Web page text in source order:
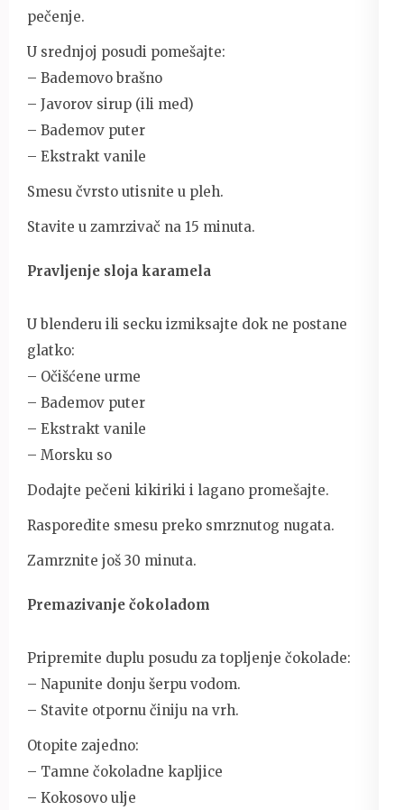
pečenje.
U srednjoj posudi pomešajte:
– Bademovo brašno
– Javorov sirup (ili med)
– Bademov puter
– Ekstrakt vanile
Smesu čvrsto utisnite u pleh.
Stavite u zamrzivač na 15 minuta.
Pravljenje sloja karamela
U blenderu ili secku izmiksajte dok ne postane
glatko:
– Očišćene urme
– Bademov puter
– Ekstrakt vanile
– Morsku so
Dodajte pečeni kikiriki i lagano promešajte.
Rasporedite smesu preko smrznutog nugata.
Zamrznite još 30 minuta.
Premazivanje čokoladom
Pripremite duplu posudu za topljenje čokolade:
– Napunite donju šerpu vodom.
– Stavite otpornu činiju na vrh.
Otopite zajedno:
– Tamne čokoladne kapljice
– Kokosovo ulje